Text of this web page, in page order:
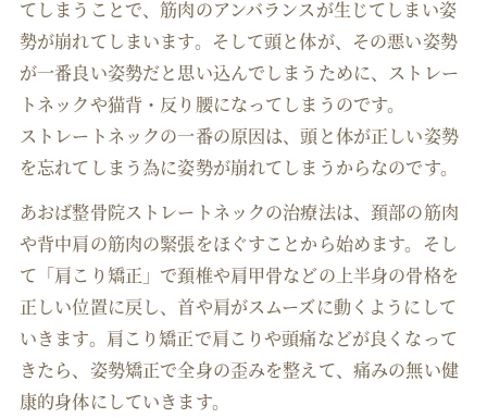
てしまうことで、筋肉のアンバランスが生じてしまい姿
勢が崩れてしまいます。そして頭と体が、その悪い姿勢
が一番良い姿勢だと思い込んでしまうために、ストレー
トネックや猫背・反り腰になってしまうのです。
ストレートネックの一番の原因は、頭と体が正しい姿勢
を忘れてしまう為に姿勢が崩れてしまうからなのです。
あおば整骨院ストレートネックの治療法は、頚部の筋肉
や背中肩の筋肉の緊張をほぐすことから始めます。そし
て「肩こり矯正」で頚椎や肩甲骨などの上半身の骨格を
正しい位置に戻し、首や肩がスムーズに動くようにして
いきます。肩こり矯正で肩こりや頭痛などが良くなって
きたら、姿勢矯正で全身の歪みを整えて、痛みの無い健
康的身体にしていきます。